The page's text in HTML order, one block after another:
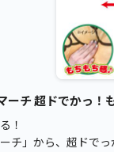
ーチ 超ドでかっ
！
チ」から、超ドで